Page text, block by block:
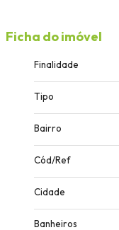
Ficha do imóvel
Finalidade
Tipo
Bairro
Cód/Ref
Cidade
Banheiros